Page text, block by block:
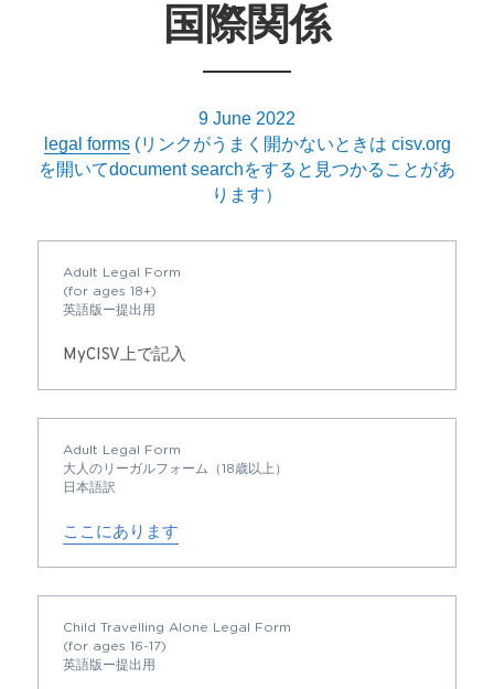
国際関係
9 June 2022
legal forms (リンクがうまく開かないときは cisv.org
を開いてdocument searchをすると見つかることがあ
ります）
Adult Legal Form
(for ages 18+)
英語版ー提出用
MyCISV上で記入
Adult Legal Form
大人のリーガルフォーム（18歳以上）
日本語訳
ここにあります
Child Travelling Alone Legal Form
(for ages 16-17)
英語版ー提出用